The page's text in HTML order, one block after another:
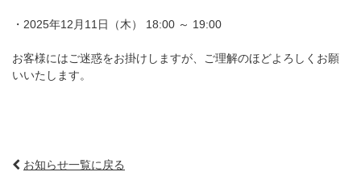
・2025年12月11日（木） 18:00 ～ 19:00
お客様にはご迷惑をお掛けしますが、ご理解のほどよろしくお願
いいたします。
お知らせ一覧に戻る